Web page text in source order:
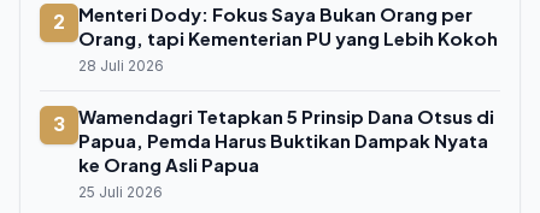
2
Menteri Dody: Fokus Saya Bukan Orang per
Orang, tapi Kementerian PU yang Lebih Kokoh
28 Juli 2026
3 Wamendagri Tetapkan 5 Prinsip Dana Otsus di
Papua, Pemda Harus Buktikan Dampak Nyata
ke Orang Asli Papua
25 Juli 2026